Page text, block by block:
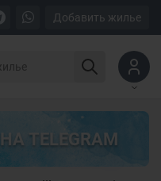
Добавить жилье
TELEGRAM